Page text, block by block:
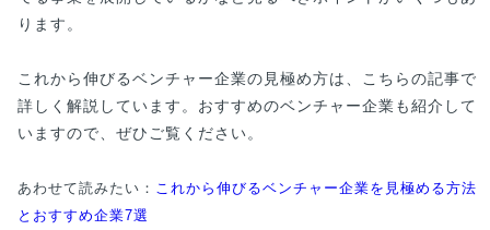
ります。
これから伸びるベンチャー企業の見極め方は、こちらの記事で
詳しく解説しています。おすすめのベンチャー企業も紹介して
いますので、ぜひご覧ください。
あわせて読みたい： これから伸びるベンチャー企業を見極める方法
とおすすめ企業7選